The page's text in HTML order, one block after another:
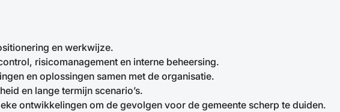
en werkwijze.
risicomanagement en interne beheersing.
en oplossingen samen met de organisatie.
en lange termijn scenario’s.
ontwikkelingen om de gevolgen voor de gemeente scherp te duiden.